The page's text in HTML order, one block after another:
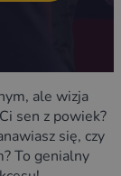
ale wizja
sen z powiek?
się, czy
To genialny